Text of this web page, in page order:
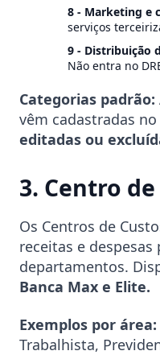
8 - Marketing e
serviços
9 - Distribuição
Não entra no
Categorias padrão:
vêm cadastradas
editadas ou
3. Centro
Os Centros de
receitas e despesas
departamentos.
Banca Max e Elite.
Exemplos por área:
Trabalhista,